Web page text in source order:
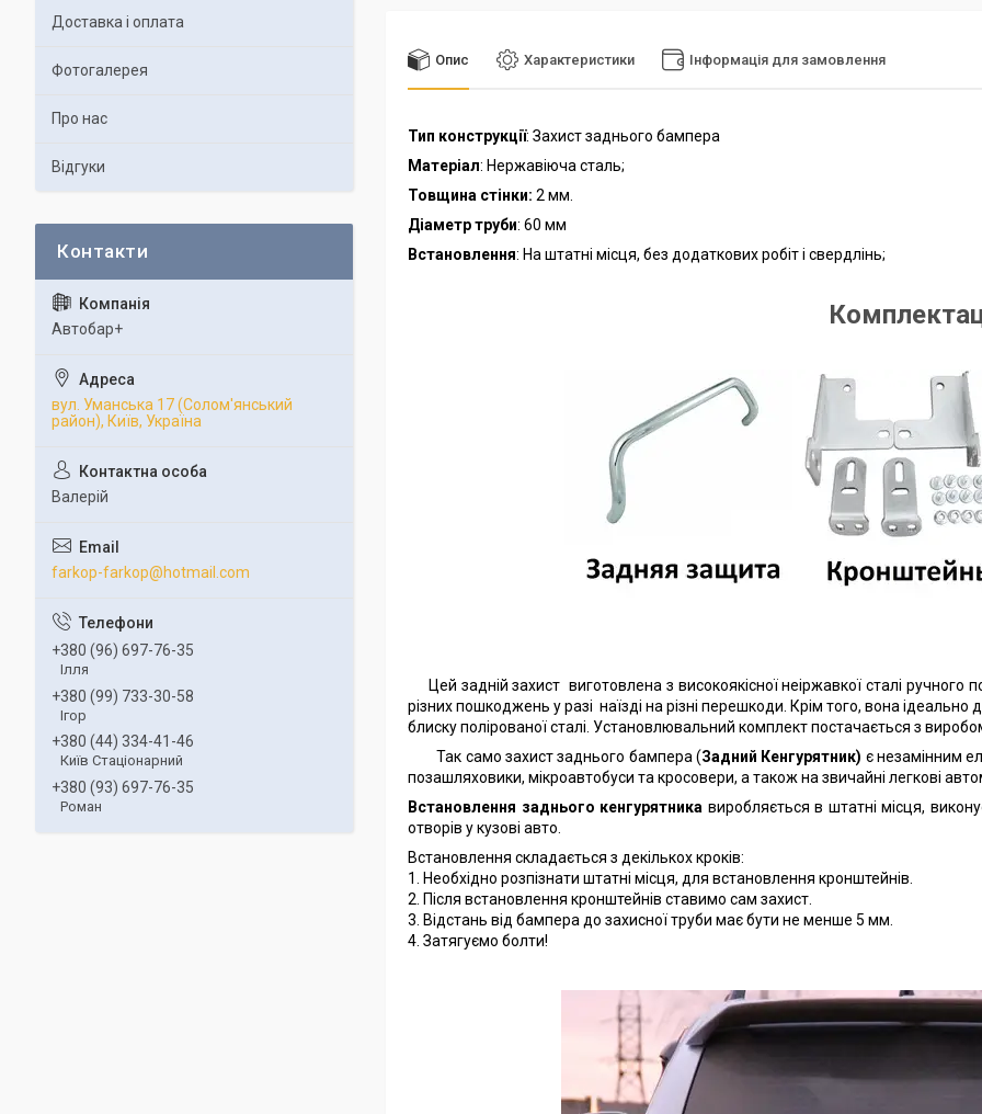
Опис Характеристики Інформація для замовлення
Тип конструкції: Захист заднього бампера
Матеріал: Нержавіюча сталь;
Товщина стінки: 2 мм.
Діаметр труби: 60 мм
Встановлення: На штатні місця, без додаткових робіт і свердлінь;
Цей задній захист виготовлена з високоякісної неіржавкої сталі
різних пошкоджень у разі наїзді на різні перешкоди. Крім того, вона
блиску полірованої сталі. Установлювальний комплект постачається з
Так само захист заднього бампера (Задний Кенгурятник) є незамінним
позашляховики, мікроавтобуси та кросовери, а також на звичайні легкові
Встановлення заднього кенгурятника виробляється в штатні місця,
отворів у кузові авто.
Встановлення складається з декількох кроків:
1. Необхідно розпізнати штатні місця, для встановлення кронштейнів.
2. Після встановлення кронштейнів ставимо сам захист.
3. Відстань від бампера до захисної труби має бути не менше 5 мм.
4. Затягуємо болти!
Доставка і оплата
Фотогалерея
Про нас
Відгуки
Автобар+
вул. Уманська 17 (Солом'янський
район), Київ, Україна
Валерій
farkop-farkop@hotmail.com
+380 (96) 697-76-35
Ілля
+380 (99) 733-30-58
Ігор
+380 (44) 334-41-46
Київ Стаціонарний
+380 (93) 697-76-35
Роман